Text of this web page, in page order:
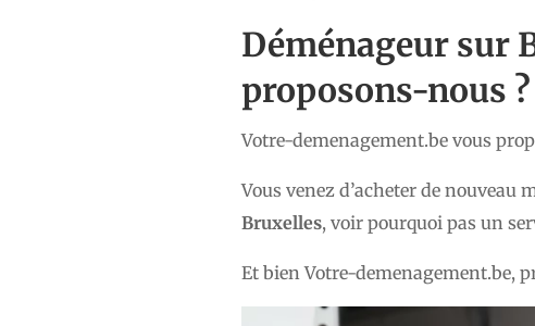
Déménageur sur
proposons-nous ?
Votre-demenagement.be vous
Vous venez d’acheter de nouveau
Bruxelles, voir pourquoi pas un
Et bien Votre-demenagement.be,